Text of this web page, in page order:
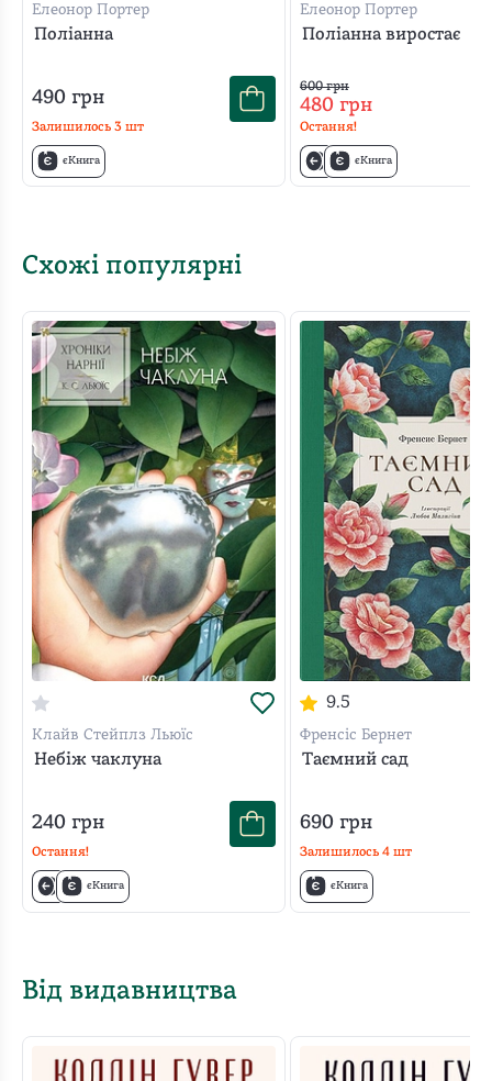
Елеонор Портер
Поліанна
490 грн
Залишилось 3 шт
єКнига
Елеонор Портер
Поліанна виростає
600грн
480грн
Остання!
єКнига
Схожі популярні
Клайв Стейплз Льюїс
Небіж чаклуна
240 грн
Остання!
єКнига
9.5
Френсіс Бернет
Таємний сад
690грн
Залишилось 4шт
єКнига
Від видавництва